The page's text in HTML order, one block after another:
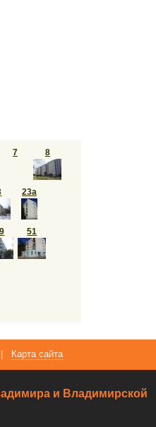
7 8
23а
51
Карта сайта
и Владимирской